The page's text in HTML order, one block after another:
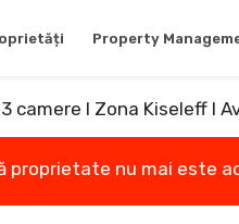
Property
camere I Zona Kiseleff I
proprietate nu mai este